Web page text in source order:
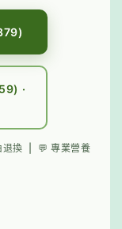
·
換 | 💬 專業營養